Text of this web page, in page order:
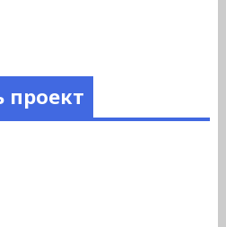
проект